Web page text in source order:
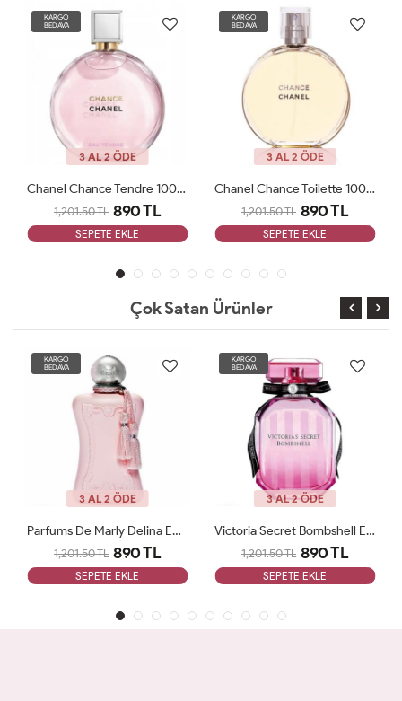
KARGO
BEDAVA
3 AL 2 ÖDE
Chanel Chance Tendre 100 ML EDT Bayan Tester Parfüm Woman
1,201.50 TL 890 TL
SEPETE EKLE
KARGO
BEDAVA
3 AL 2 ÖDE
Chanel Chance Toilette 100ml Bayan Tester Parfüm Woman
1,201.50 TL 890 TL
SEPETE EKLE
Çok Satan Ürünler
KARGO
BEDAVA
3 AL 2 ÖDE
Parfums De Marly Delina EDP 75 Ml Kadın Tester Parfüm Woman
1,201.50 TL 890 TL
SEPETE EKLE
KARGO
BEDAVA
3 AL 2 ÖDE
Victoria Secret Bombshell Edp 100ml Bayan Tester Parfüm Woman
1,201.50 TL 890 TL
SEPETE EKLE